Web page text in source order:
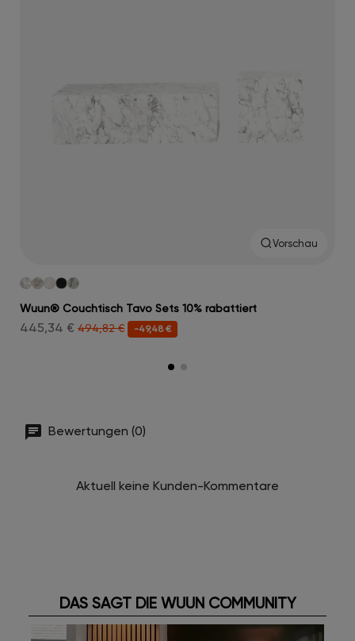
Vorschau
Wuun® Couchtisch Tavo Sets 10% rabattiert
445,34 € 494,82 € -49,48 €
Bewertungen (0)
Aktuell keine Kunden-Kommentare
DAS SAGT DIE WUUN COMMUNITY